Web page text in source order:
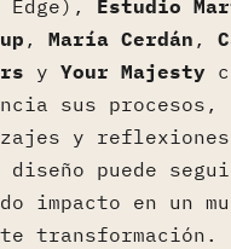
Edge), Estudio
, María Cerdán ,
y Your Majesty
sus procesos,
y
diseño puede
impacto en un
transformación.